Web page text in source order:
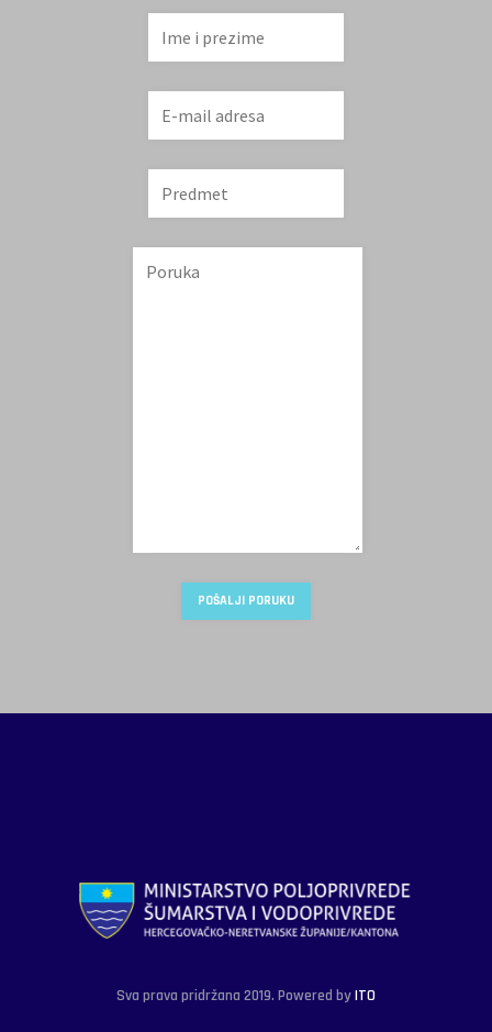
Sva prava pridržana 2019. Powered byITO